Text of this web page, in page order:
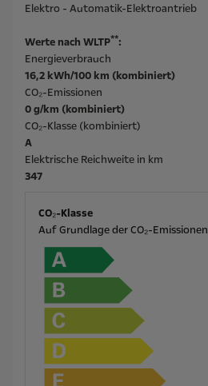
Elektro - Automatik-Elektroantrieb
Werte nach WLTP**:
Energieverbrauch
16,2 kWh/100 km (kombiniert)
CO₂-Emissionen
0 g/km (kombiniert)
CO₂-Klasse (kombiniert)
A
Elektrische Reichweite in km
347
CO₂-Klasse
Auf Grundlage der CO₂-Emissionen